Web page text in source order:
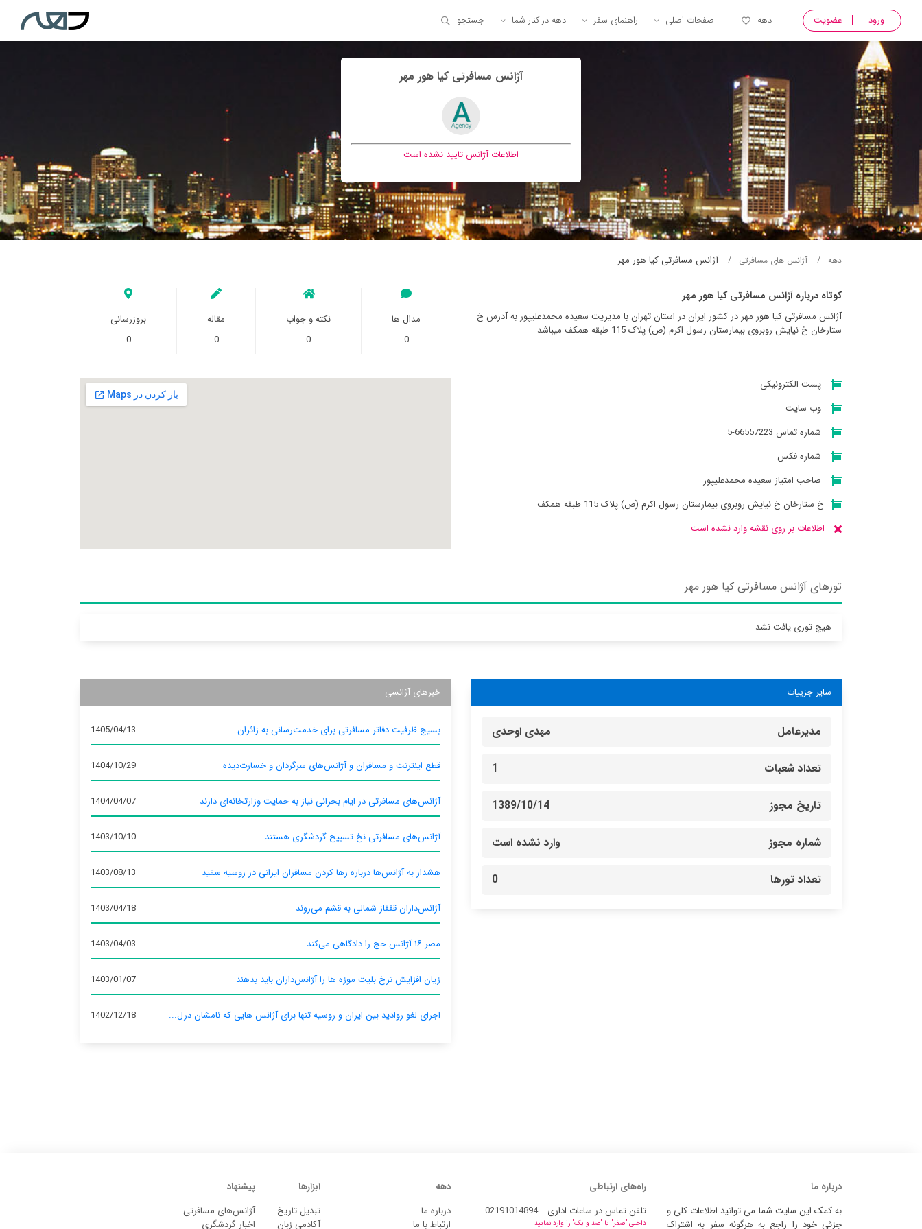
ورود عضویت دهه صفحات اصلی راهنمای سفر دهه در کنار شما جستجو
آژانس مسافرتی کيا هور مهر
اطلاعات آژانس تایید نشده است
دهه آژانس های مسافرتی آژانس مسافرتی کيا هور مهر
کوتاه درباره آژانس مسافرتی کيا هور مهر
آژانس مسافرتی کيا هور مهر در کشور ایران در استان تهران با مدیریت سعیده محمدعلیپور به آدرس خ
ستارخان خ نیایش روبروی بیمارستان رسول اکرم (ص) پلاک 115 طبقه همکف میباشد
مدال ها
0
نکته و جواب
0
مقاله
0
بروزرسانی
0
پست الکترونیکی
وب سایت
شماره تماس 66557223-5
شماره فکس
صاحب امتیاز سعیده محمدعلیپور
خ ستارخان خ نیایش روبروی بیمارستان رسول اکرم (ص) پلاک 115 طبقه همکف
اطلاعات بر روی نقشه وارد نشده است
تورهای آژانس مسافرتی کيا هور مهر
هیچ توری یافت نشد
سایر جزییات
مدیرعامل مهدی اوحدی
تعداد شعبات 1
تاریخ مجوز 1389/10/14
شماره مجوز وارد نشده است
تعداد تورها 0
خبرهای آژانسی
بسیج ظرفیت دفاتر مسافرتی برای خدمت‌رسانی به زائران 1405/04/13
قطع اینترنت و مسافران و آژانس‌های سرگردان و خسارت‌دیده 1404/10/29
آژانس‌های مسافرتی در ایام بحرانی نیاز به حمایت وزارتخانه‌ای دارند 1404/04/07
آژانس‌های مسافرتی نخ تسبیح گردشگری هستند 1403/10/10
هشدار به آژانس‌ها درباره رها کردن مسافران ایرانی در روسیه سفید 1403/08/13
آژانس‌داران قفقاز شمالی به قشم می‌روند 1403/04/18
مصر ۱۶ آژانس حج را دادگاهی می‌کند 1403/04/03
زیان افزایش نرخ بلیت موزه ها را آژانس‌داران باید بدهند 1403/01/07
اجرای لغو روادید بین ایران و روسیه تنها برای آژانس‌ هایی که نامشان درل... 1402/12/18
درباره ما
به کمک این سایت شما می توانید اطلاعات کلی و
جزئی خود را راجع به هرگونه سفر به اشتراک
راه‌های ارتباطی
تلفن تماس در ساعات اداری
02191014894
داخلی "صفر" یا "صد و یک" را وارد نمایید
دهه
درباره ما
ارتباط با ما
ابزارها
تبدیل تاریخ
آکادمی زبان
پیشنهاد
آژانس‌های مسافرتی
اخبار گردشگری